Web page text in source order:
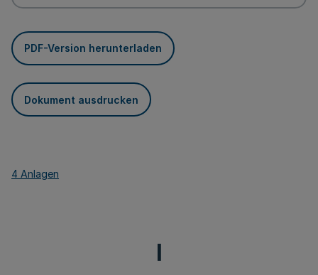
PDF-Version herunterladen
Dokument ausdrucken
4 Anlagen
I